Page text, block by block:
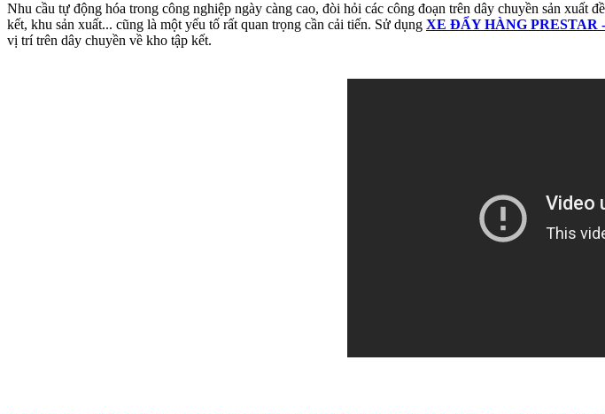
Nhu cầu tự động hóa trong công nghiệp ngày càng cao, đòi hỏi các công đoạn trên dây chuyền sản
kết, khu sản xuất... cũng là một yếu tố rất quan trọng cần cải tiến. Sử dụng XE ĐẨY HÀNG PRESTAR
vị trí trên dây chuyền về kho tập kết.